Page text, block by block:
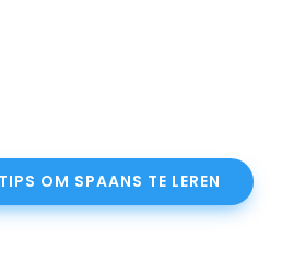
OM SPAANS TE LEREN